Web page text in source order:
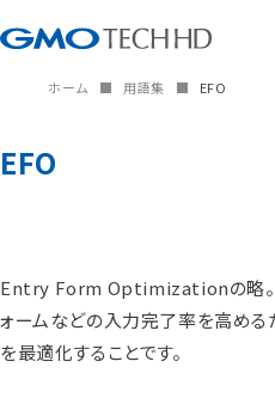
ホーム 用語集 EFO
EFO
Entry Form Optimizationの略。
ォームなどの入力完了率を高め
を最適化することです。